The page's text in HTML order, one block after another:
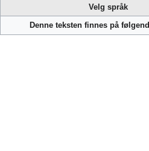
til
navigering
til
Velg språk
Denne teksten finnes på